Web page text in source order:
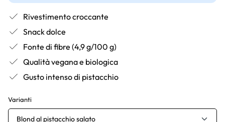
Rivestimento croccante
Snack dolce
Fonte di fibre (4,9 g/100 g)
Qualità vegana e biologica
Gusto intenso di pistacchio
Varianti
Blond al pistacchio salato